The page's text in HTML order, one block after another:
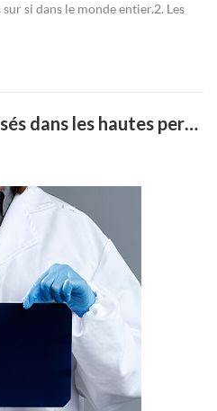
si dans le monde entier.2. Les
M10 wafers être utilisés dans les hautes performances FUTURESOLAR modules